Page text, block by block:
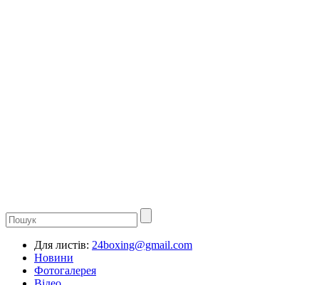
Для листів: 24boxing@gmail.com
Новини
Фотогалерея